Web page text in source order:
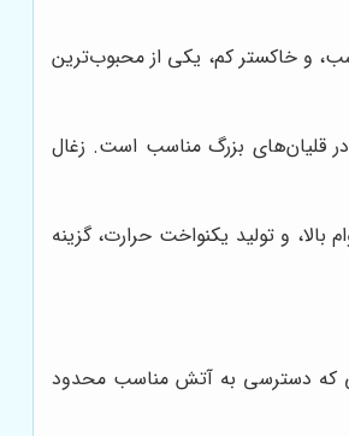
و خاکستر کم، یکی از محبوب‌ترین
در قلیان‌های بزرگ مناسب است. زغال
و تولید یکنواخت حرارت، گزینه
که دسترسی به آتش مناسب محدود